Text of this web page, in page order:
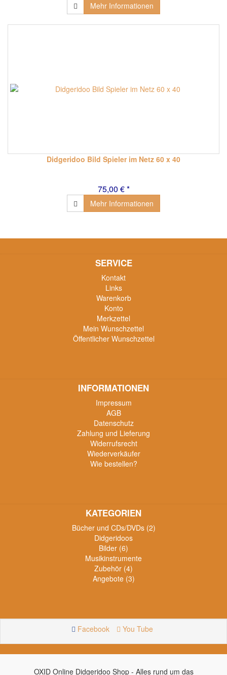
Mehr Informationen
Didgeridoo Bild Spieler im Netz 60 x 40
75,00 € *
Mehr Informationen
SERVICE
Kontakt
Links
Warenkorb
Konto
Merkzettel
Mein Wunschzettel
Öffentlicher Wunschzettel
INFORMATIONEN
Impressum
AGB
Datenschutz
Zahlung und Lieferung
Widerrufsrecht
Wiederverkäufer
Wie bestellen?
KATEGORIEN
Bücher und CDs/DVDs (2)
Didgeridoos
Bilder (6)
Musikinstrumente
Zubehör (4)
Angebote (3)
Facebook You Tube
OXID Online Didgeridoo Shop - Alles rund um das